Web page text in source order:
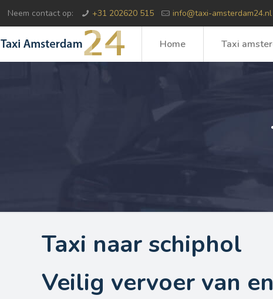
Neem contact op: +31 202620 515 info@taxi-amsterdam24.nl
Home Taxi
Taxi naar schiphol
Veilig vervoer van